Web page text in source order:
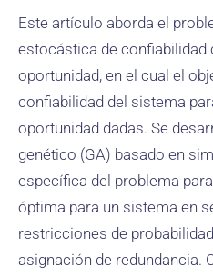
Este artículo aborda el
estocástica de
oportunidad, en el cual el
confiabilidad del sistema
oportunidad dadas. Se
genético (GA) basado en
específica del problema
óptima para un sistema en
restricciones de
asignación de redundancia.